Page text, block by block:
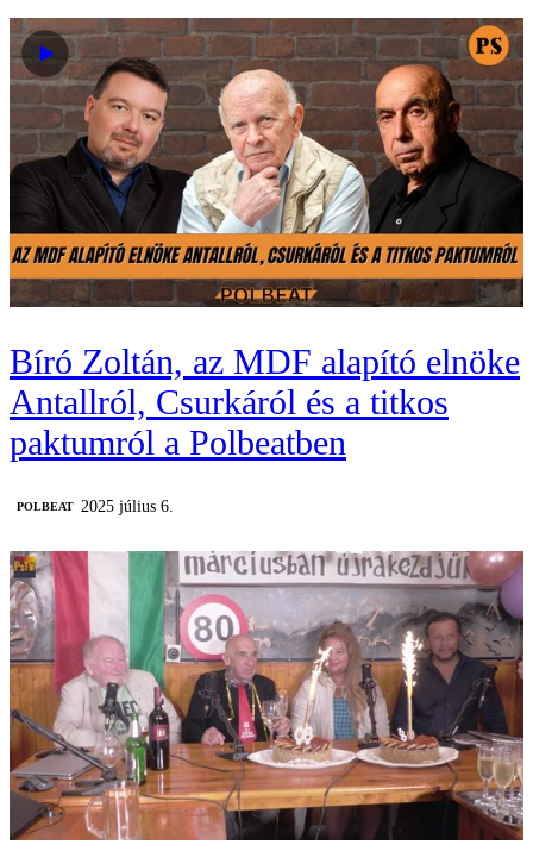
Bíró Zoltán, az MDF alapító elnöke
Antallról, Csurkáról és a titkos
paktumról a Polbeatben
‎POLBEAT 2025 július 6.